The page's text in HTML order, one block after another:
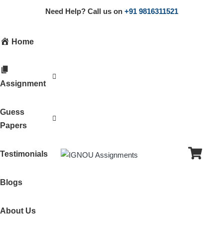
Need Help? Call us on +91 9816311521
Home
Assignment
Guess
Papers
Testimonials
Blogs
About Us